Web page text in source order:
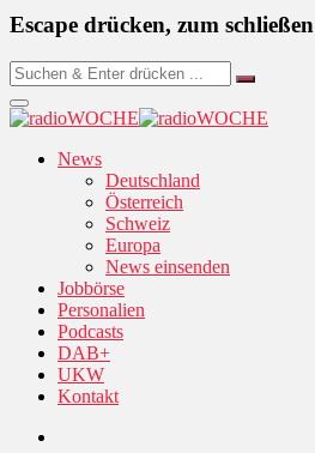
Escape drücken, zum schließen
News
Deutschland
Österreich
Schweiz
Europa
News einsenden
Jobbörse
Personalien
Podcasts
DAB+
UKW
Kontakt